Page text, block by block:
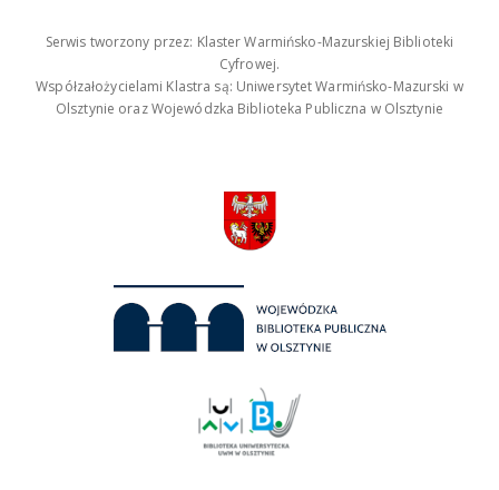
Serwis tworzony przez: Klaster Warmińsko-Mazurskiej Biblioteki
Cyfrowej.
Współzałożycielami Klastra są: Uniwersytet Warmińsko-Mazurski w
Olsztynie oraz Wojewódzka Biblioteka Publiczna w Olsztynie